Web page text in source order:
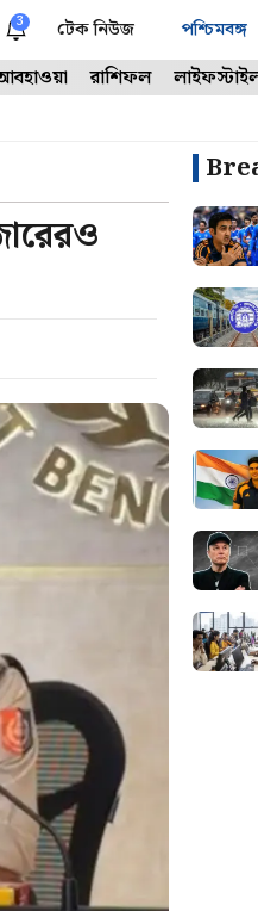
3 টেক নিউজ পশ্চিমবঙ্গ
রাশিফল